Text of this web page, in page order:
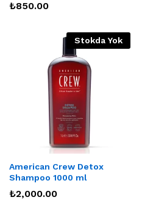
₺850.00
Stokda Yok
American Crew Detox
Shampoo 1000 ml
₺2,000.00